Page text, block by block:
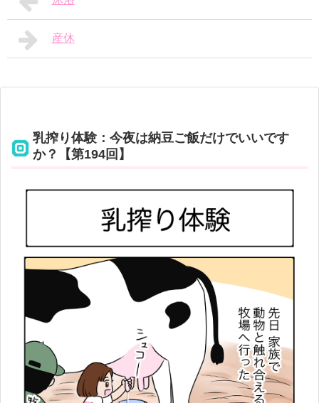
産休
乳搾り体験：今夜は納豆ご飯だけでいいです
か？【第194回】